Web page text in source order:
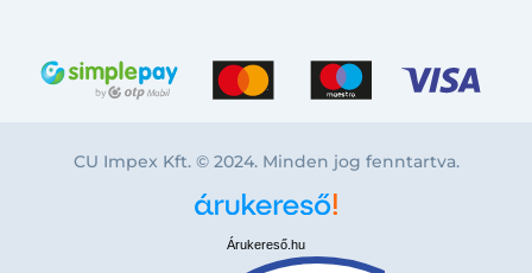
CU Impex Kft. © 2024. Minden jog fenntartva.
Árukereső.hu